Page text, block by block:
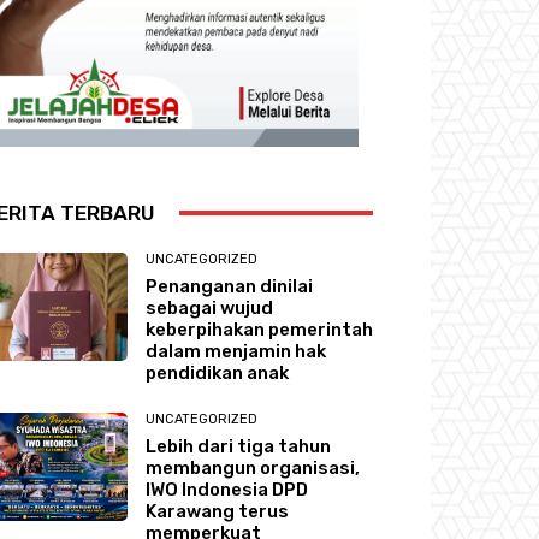
TERBARU
UNCATEGORIZED
Penanganan dinilai
sebagai wujud
keberpihakan pemerintah
dalam menjamin hak
pendidikan anak
UNCATEGORIZED
Lebih dari tiga tahun
membangun organisasi,
IWO Indonesia DPD
Karawang terus
memperkuat